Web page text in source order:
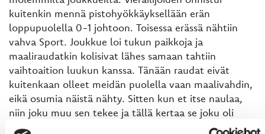
kuitenkin mennä pistohyökkäyksellään erän
loppupuolella 0-1 johtoon. Toisessa erässä nähtiin
vahva Sport. Joukkue loi tukun paikkoja ja
maaliraudatkin kolisivat lähes samaan tahtiin
vaihtoaition luukun kanssa. Tänään raudat eivät
kuitenkaan olleet meidän puolella vaan maalivahdin,
eikä osumia näistä nähty. Sitten kun et itse naulaa,
niin joku muu sen tekee ja tällä kertaa se joku oli
TuTon Onni Rannikko. Kolmanteen erään 0-2 takaa-